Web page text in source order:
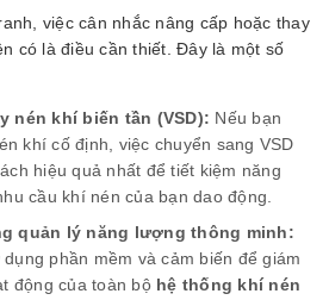
việc cân nhắc nâng cấp hoặc thay
có là điều cần thiết. Đây là một số
nén khí biến tần (VSD): Nếu bạn
khí cố định, việc chuyển sang VSD
hiệu quả nhất để tiết kiệm năng
cầu khí nén của bạn dao động.
quản lý năng lượng thông minh:
phần mềm và cảm biến để giám
động của toàn bộ hệ thống khí nén